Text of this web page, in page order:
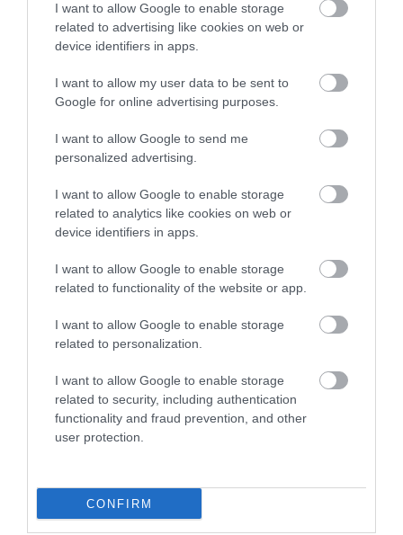
I want to allow Google to enable storage
related to advertising like cookies on web or
device identifiers in apps.
I want to allow my user data to be sent to
Google for online advertising purposes.
I want to allow Google to send me
personalized advertising.
I want to allow Google to enable storage
related to analytics like cookies on web or
device identifiers in apps.
I want to allow Google to enable storage
related to functionality of the website or app.
I want to allow Google to enable storage
related to personalization.
I want to allow Google to enable storage
related to security, including authentication
functionality and fraud prevention, and other
user protection.
CONFIRM
Összesen 1
1 0
simon csaba
2016. Január 3.
bejglitek! Ha legközelebb
Egerben járok biztosan
betérek hozzátok valami
finomságra!Mindenkinek csak
ajánlani tudom! Boldog Új
Ózdról
Értékeld Te is!